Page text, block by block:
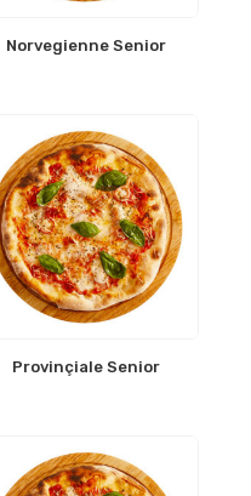
Norvegienne Senior
Provinçiale Senior